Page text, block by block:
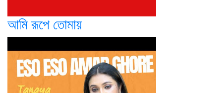
আমি রূপে তোমায়